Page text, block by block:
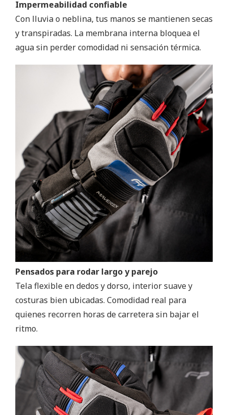
Impermeabilidad confiable
Con lluvia o neblina, tus manos se mantienen secas
y transpiradas. La membrana interna bloquea el
agua sin perder comodidad ni sensación térmica.
Pensados para rodar largo y parejo
Tela flexible en dedos y dorso, interior suave y
costuras bien ubicadas. Comodidad real para
quienes recorren horas de carretera sin bajar el
ritmo.